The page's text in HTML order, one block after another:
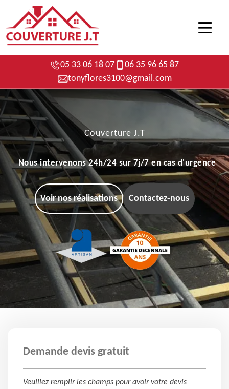
05 33 06 18 07
06 35 96 65 87
tonyflores3100@gmail.com
Couverture J.T
Nous intervenons 24h/24 sur 7j/7 en cas d'urgence
Voir nos réalisations Contactez-nous
Demande devis gratuit
Veuillez remplir les champs pour avoir votre devis